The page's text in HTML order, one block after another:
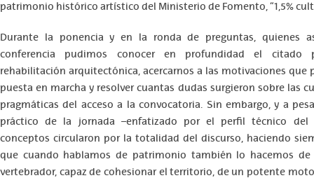
patrimonio histórico artístico del Ministerio de Fomento, “1,5%
Durante la ponencia y en la ronda de preguntas, quienes
conferencia pudimos conocer en profundidad el citado
rehabilitación arquitectónica, acercarnos a las motivaciones que
puesta en marcha y resolver cuantas dudas surgieron sobre las
pragmáticas del acceso a la convocatoria. Sin embargo, y a
práctico de la jornada –enfatizado por el perfil técnico del
conceptos circularon por la totalidad del discurso, haciendo
que cuando hablamos de patrimonio también lo hacemos
vertebrador, capaz de cohesionar el territorio, de un potente